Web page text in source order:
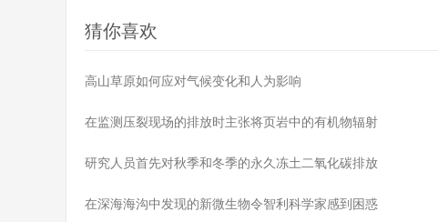
猜你喜欢
高山草原如何应对气候变化和人为影响
在监测压裂现场的排放时主张将页岩中的有机物辐射
研究人员首先对秋季和冬季的永久冻土二氧化碳排放
在深海海沟中发现的新微生物令智利科学家感到困惑